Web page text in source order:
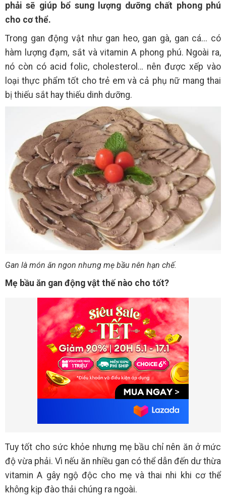
phải sẽ giúp bổ sung lượng dưỡng chất phong phú
cho cơ thể.
Trong gan động vật như gan heo, gan gà, gan cá... có
hàm lượng đạm, sắt và vitamin A phong phú. Ngoài ra,
nó còn có acid folic, cholesterol… nên được xếp vào
loại thực phẩm tốt cho trẻ em và cả phụ nữ mang thai
bị thiếu sắt hay thiếu dinh dưỡng.
Gan là món ăn ngon nhưng mẹ bầu nên hạn chế.
Mẹ bầu ăn gan động vật thế nào cho tốt?
Tuy tốt cho sức khỏe nhưng mẹ bầu chỉ nên ăn ở mức
độ vừa phải. Vì nếu ăn nhiều gan có thể dẫn đến dư thừa
vitamin A gây ngộ độc cho mẹ và thai nhi khi cơ thể
không kịp đào thải chúng ra ngoài.